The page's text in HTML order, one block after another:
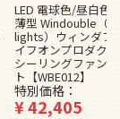
LED 電球色/昼白色
薄型 Windouble（6-
lights）ウィンダブ
イフオンプロダク
シーリングファン
ト【WBE012】
特別価格
¥42,405